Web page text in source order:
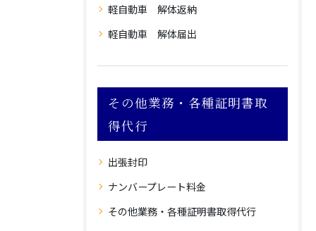
軽自動車 解体返納
軽自動車 解体届出
その他業務・各種証明書取
得代行
出張封印
ナンバープレート料金
その他業務・各種証明書取得代行